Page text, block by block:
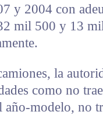
y 2004 con
mil 500 y 13
la
como no
año-modelo, no